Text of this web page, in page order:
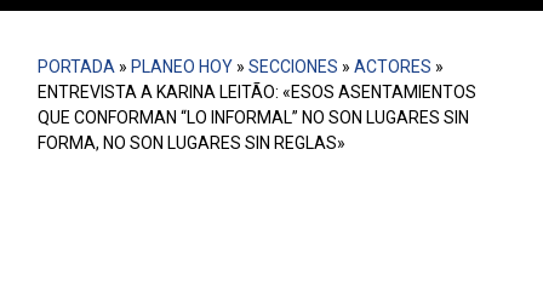
PORTADA » PLANEO HOY » SECCIONES » ACTORES »
ENTREVISTA A KARINA LEITÃO: «ESOS ASENTAMIENTOS
QUE CONFORMAN “LO INFORMAL” NO SON LUGARES SIN
FORMA, NO SON LUGARES SIN REGLAS»